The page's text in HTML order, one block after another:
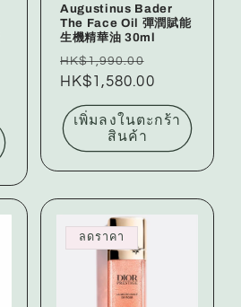
Augustinus Bader
The Face Oil 彈潤賦能
生機精華油 30ml
ราคา
ปกติ
HK$1,990.00
โปรโมชัน
HK$1,580.00
เพิ่มลงในตะกร้า
สินค้า
ลดราคา